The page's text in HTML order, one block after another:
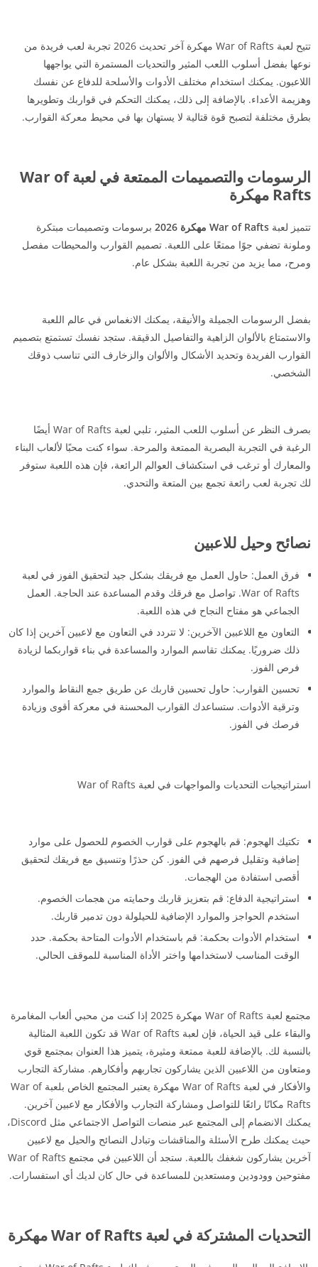
تتيح لعبة War of Rafts مهكرة آخر تحديث 2026 تجربة لعب فريدة من
نوعها بفضل أسلوب اللعب المثير والتحديات المستمرة التي يواجهها
اللاعبون. يمكنك استخدام مختلف الأدوات والأسلحة للدفاع عن نفسك
وهزيمة الأعداء. بالإضافة إلى ذلك، يمكنك التحكم في قواربك وتطويرها
بطرق مختلفة لتصبح قوة قتالية لا يستهان بها في محيط معركة القوارب.
الرسومات والتصميمات الممتعة في لعبة War of
Rafts مهكرة
تتميز لعبة War of Rafts مهكرة 2026
برسومات وتصميمات مبتكرة
وملونة تضفي جوًا ممتعًا على اللعبة. تصميم القوارب والمحيطات مفصل
ومرح، مما يزيد من تجربة اللعبة بشكل عام.
بفضل الرسومات الجميلة والأنيقة، يمكنك الانغماس في عالم اللعبة
والاستمتاع بالألوان الزاهية والتفاصيل الدقيقة. ستجد نفسك تستمتع بتصميم
القوارب الفريدة وتحديد الأشكال والألوان والزخارف التي تناسب ذوقك
الشخصي.
بصرف النظر عن أسلوب اللعب المثير، تلبي لعبة War of Rafts أيضًا
الرغبة في التجربة البصرية الممتعة والمرحة. سواء كنت محبًا لألعاب البناء
والمعارك أو ترغب في استكشاف العوالم الرائعة، فإن هذه اللعبة ستوفر
لك تجربة لعب رائعة تجمع بين المتعة والتحدي.
نصائح وحيل للاعبين
فرق العمل: حاول العمل مع فريقك بشكل جيد لتحقيق الفوز في لعبة
War of Rafts. تواصل مع فرقك وقدم المساعدة عند الحاجة. العمل
الجماعي هو مفتاح النجاح في هذه اللعبة.
التعاون مع اللاعبين الآخرين: لا تتردد في التعاون مع لاعبين آخرين إذا كان
ذلك ضروريًا. يمكنك تقاسم الموارد والمساعدة في بناء قواربكما لزيادة
فرص الفوز.
تحسين القوارب: حاول تحسين قاربك عن طريق جمع النقاط والموارد
وترقية الأدوات. ستساعدك القوارب المحسنة في معركة أقوى وزيادة
فرصك في الفوز.
استراتيجيات التحديات والمواجهات في لعبة War of Rafts
تكتيك الهجوم: قم بالهجوم على قوارب الخصوم للحصول على موارد
إضافية وتقليل فرصهم في الفوز. كن حذرًا وتنسيق مع فريقك لتحقيق
أقصى استفادة من الهجمات.
استراتيجية الدفاع: قم بتعزيز قاربك وحمايته من هجمات الخصوم.
استخدم الحواجز والموارد الإضافية للحيلولة دون تدمير قاربك.
استخدام الأدوات بحكمة: قم باستخدام الأدوات المتاحة بحكمة. حدد
الوقت المناسب لاستخدامها واختر الأداة المناسبة للموقف الحالي.
مجتمع لعبة War of Rafts مهكرة 2025 إذا كنت من محبي ألعاب المغامرة
والبقاء على قيد الحياة، فإن لعبة War of Rafts قد تكون اللعبة المثالية
بالنسبة لك. بالإضافة للعبة ممتعة ومثيرة، يتميز هذا العنوان بمجتمع قوي
ومتعاون من اللاعبين الذين يشاركون تجاربهم وأفكارهم. مشاركة التجارب
والأفكار في لعبة War of Rafts مهكرة يعتبر المجتمع الخاص بلعبة War of
Rafts مكانًا رائعًا للتواصل ومشاركة التجارب والأفكار مع لاعبين آخرين.
يمكنك الانضمام إلى المجتمع عبر منصات التواصل الاجتماعي مثل Discord،
حيث يمكنك طرح الأسئلة والمناقشات وتبادل النصائح والحيل مع لاعبين
آخرين يشاركون شغفك باللعبة. ستجد أن اللاعبين في مجتمع War of Rafts
مفتوحين وودودين ومستعدين للمساعدة في حال كان لديك أي استفسارات.
التحديات المشتركة في لعبة War of Rafts مهكرة